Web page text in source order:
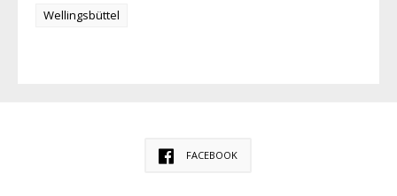
Wellingsbüttel
FACEBOOK